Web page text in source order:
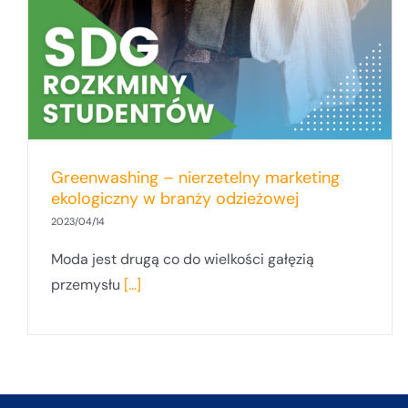
Greenwashing – nierzetelny marketing
ekologiczny w branży odzieżowej
2023/04/14
Moda jest drugą co do wielkości gałęzią
przemysłu [...]